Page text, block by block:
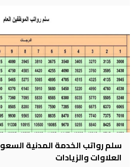
العلاوات والزيادات